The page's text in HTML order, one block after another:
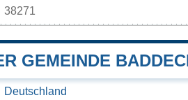
38271
GEMEINDE
Deutschland